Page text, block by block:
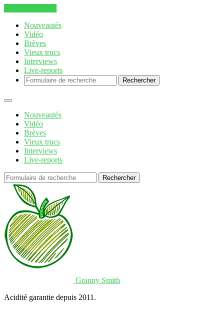
Nouveautés
Vidéo
Brèves
Vieux trucs
Interviews
Live-reports
Rechercher
Nouveautés
Vidéo
Brèves
Vieux trucs
Interviews
Live-reports
Rechercher
Granny Smith
Acidité garantie depuis 2011.